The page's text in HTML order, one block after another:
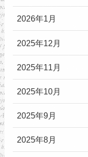
2026年1月
2025年12月
2025年11月
2025年10月
2025年9月
2025年8月